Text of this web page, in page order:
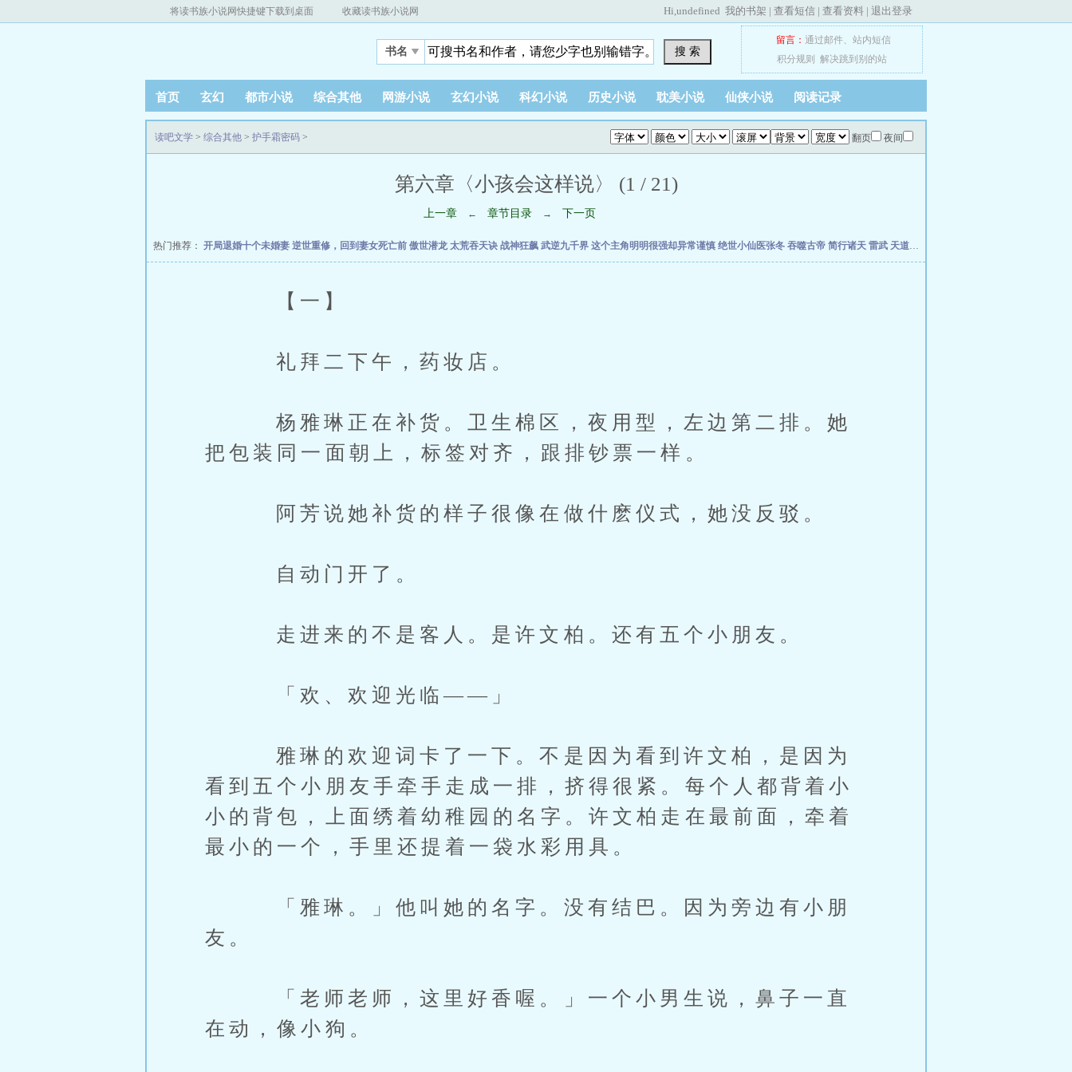
将读书族小说网快捷键下载到桌面 收藏读书族小说网 Hi,undefined 我的书架 | 查看短信 | 查看资料 | 退出登录
书名 搜 索
留言： 通过邮件、 站内短信
积分规则
解决跳到别的站
首页 玄幻 都市小说 综合其他 网游小说 玄幻小说 科幻小说 历史小说 耽美小说 仙侠小说 阅读记录
翻页 夜间
读吧文学 > 综合其他 > 护手霜密码 >
第六章〈小孩会这样说〉 (1 / 21)
上一章 ← 章节目录 → 下一页
热门推荐： 开局退婚十个未婚妻 逆世重修，回到妻女死亡前 傲世潜龙太荒吞天诀 战神狂飙 武逆九千界 这个主角明明很强却异常谨慎 绝世小仙医张冬 吞噬古帝 简行诸天 雷武 天道天骄
【一】
礼拜二下午，药妆店。
杨雅琳正在补货。卫生棉区，夜用型，左边第二排。她
把包装同一面朝上，标签对齐，跟排钞票一样。
阿芳说她补货的样子很像在做什麽仪式，她没反驳。
自动门开了。
走进来的不是客人。是许文柏。还有五个小朋友。
「欢、欢迎光临——」
雅琳的欢迎词卡了一下。不是因为看到许文柏，是因为
看到五个小朋友手牵手走成一排，挤得很紧。每个人都背着小
小的背包，上面绣着幼稚园的名字。许文柏走在最前面，牵着
最小的一个，手里还提着一袋水彩用具。
「雅琳。」他叫她的名字。没有结巴。因为旁边有小朋
友。
「老师老师，这里好香喔。」一个小男生说，鼻子一直
在动，像小狗。